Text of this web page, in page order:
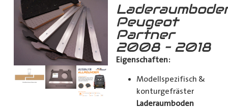
Peugeot
Partner
2008 – 2018
Eigenschaften:
Modellspezifisch &
konturgefräster
Laderaumboden